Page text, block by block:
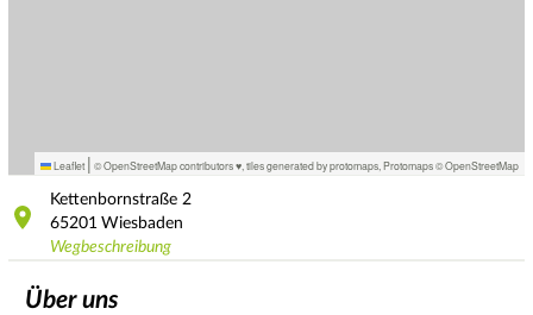
Leaflet | © OpenStreetMap contributors ♥, tiles generated by protomaps Protomaps©OpenStreetMap
Kettenbornstraße 2
65201 Wiesbaden
Wegbeschreibung
Über uns